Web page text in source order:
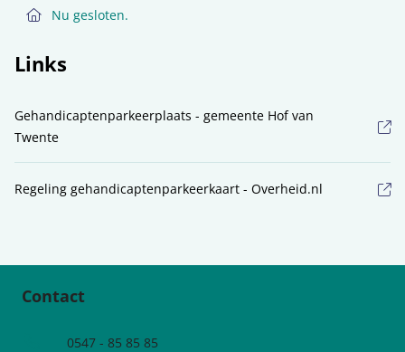
Nu gesloten.
Links
Gehandicaptenparkeerplaats - gemeente Hof van
Twente
Regeling gehandicaptenparkeerkaart - Overheid.nl
Contact
Telefoonnummer
0547 - 85 85 85